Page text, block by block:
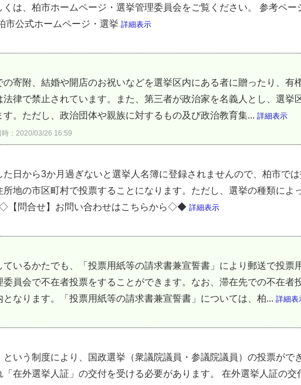
くは、柏市ホームページ・選挙管理委員会をご覧ください。 参考ペ
公式ホームページ・選挙 詳細表示
寄附、結婚や開店のお祝いなどを選挙区内にある者に贈ったり、有
律で禁止されています。また、第三者が政治家を名義人とし、選挙
。ただし、政治団体や親族に対するもの及び政治教育集... 詳細表示
時：2020/03/26 16:59
日から3か月過ぎないと選挙人名簿に登録されませんので、柏市で
地の市区町村で投票することになります。ただし、選挙の種類によ
【問合せ】お問い合わせはこちらから◇◆ 詳細表示
いるかたでも、「投票用紙等の請求書兼宣誓書」により郵送で投票
員会で不在者投票をすることができます。なお、滞在先での不在者
なります。「投票用紙等の請求書兼宣誓書」については、柏... 詳細表
いう制度により、国政選挙（衆議院議員・参議院議員）の投票がで
在外選挙人証」の交付を受ける必要があります。 在外選挙人証の交